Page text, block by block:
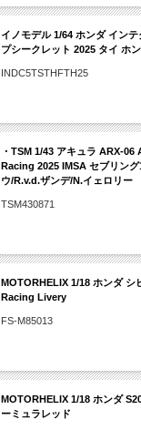
イノモデル 1/64 ホンダ イン
プシークレット 2025 タイ ホ
INDC5TSTHFTH25
・TSM 1/43 アキュラ ARX-
Racing 2025 IMSA セブリン
ウ/R.v.d.ザンデ/N.イェロリー
TSM430871
MOTORHELIX 1/18 ホンダ シ
Racing Livery
FS-M85013
MOTORHELIX 1/18 ホンダ
ーミュラレッド